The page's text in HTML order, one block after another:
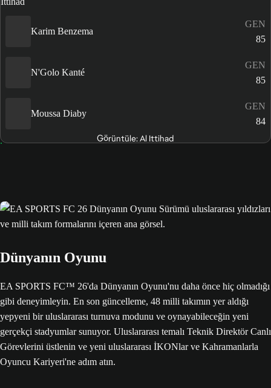
Karim Benzema
GEN
85
N'Golo Kanté
GEN
85
Moussa Diaby
GEN
84
Görüntüle: Al Ittihad
Dünyanın Oyunu
EA SPORTS FC™ 26'da Dünyanın Oyunu'nu daha önce hiç olmadığı
gibi deneyimleyin. En son güncelleme, 48 milli takımın yer aldığı
yepyeni bir uluslararası turnuva modunu ve oynayabileceğin yeni
gerçekçi stadyumlar sunuyor. Uluslararası temalı Teknik Direktör Canlı
Görevlerini üstlenin ve yeni uluslararası İKONlar ve Kahramanlarla
Oyuncu Kariyeri'ne adım atın.